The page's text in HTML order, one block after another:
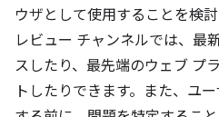
ウザとして使用することを検
レビュー チャンネルでは、最
スしたり、最先端のウェブ プ
トしたりできます。また、ユ